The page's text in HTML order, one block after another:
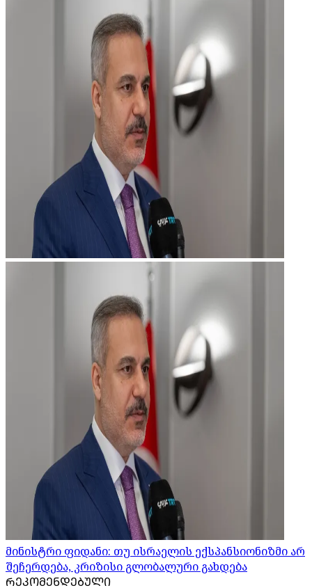
მინისტრი ფიდანი: თუ ისრაელის ექსპანსიონიზმი არ
შეჩერდება, კრიზისი გლობალური გახდება
ᲠᲔᲙᲝᲛᲔᲜᲓᲔᲑᲣᲚᲘ